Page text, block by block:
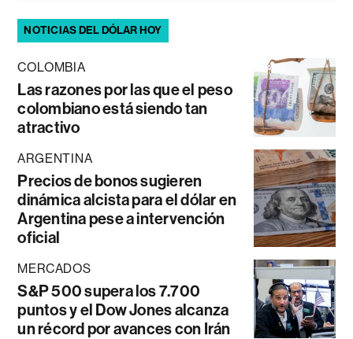
NOTICIAS DEL DÓLAR HOY
COLOMBIA
Las razones por las que el peso
colombiano está siendo tan
atractivo
ARGENTINA
Precios de bonos sugieren
dinámica alcista para el dólar en
Argentina pese a intervención
oficial
MERCADOS
S&P 500 supera los 7.700
puntos y el Dow Jones alcanza
un récord por avances con Irán